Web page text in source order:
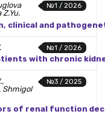
№1 / 2026
Z.Yu.
clinical and
№1 / 2026
with chronic
№3 / 2025
Shmigol
of renal function